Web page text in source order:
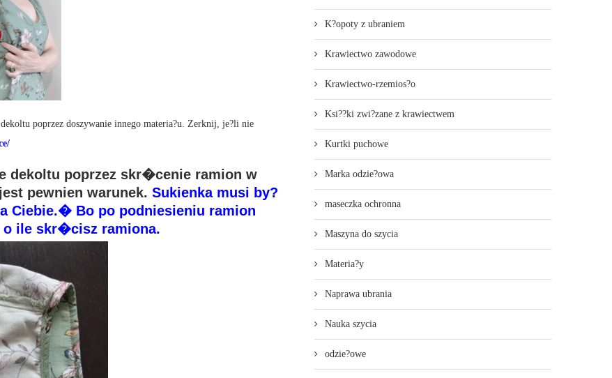
poprzez doszywanie innego materia?u. Zerknij, je?li nie
dekoltu poprzez skr�cenie ramion w
pewnien warunek. Sukienka musi by?
Ciebie.� Bo po podniesieniu ramion
ile skr�cisz ramiona.
K?opoty z ubraniem
Krawiectwo zawodowe
Krawiectwo-rzemios?o
Ksi??ki zwi?zane z krawiectwem
Kurtki puchowe
Marka odzie?owa
maseczka ochronna
Maszyna do szycia
Materia?y
Naprawa ubrania
Nauka szycia
odzie?owe